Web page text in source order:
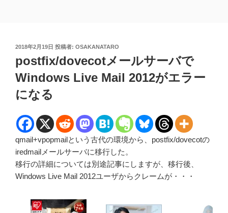
投
日:
2018年2月19日 投稿者: OSAKANATARO
postfix/dovecotメールサーバで
Windows Live Mail 2012がエラー
になる
qmail+vpopmailという古代の環境から、postfix/dovecotの
iredmailメールサーバに移行した。
移行の詳細については別途記事にしますが、移行後、
Windows Live Mail 2012ユーザからクレームが・・・